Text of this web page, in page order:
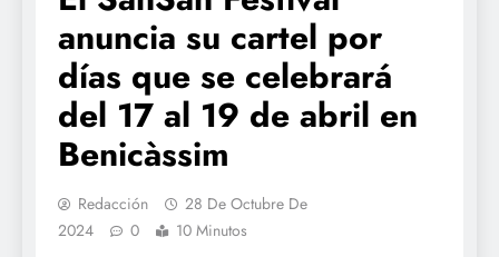
anuncia su cartel por
días que se celebrará
del 17 al 19 de abril en
Benicàssim
Redacción
28 De Octubre De
2024
0 10 Minutos